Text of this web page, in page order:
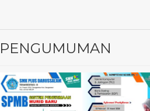
PENGUMUMAN